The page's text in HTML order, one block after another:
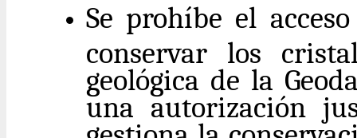
Se prohíbe el
conservar los
geológica de la
una autorización
gestiona la